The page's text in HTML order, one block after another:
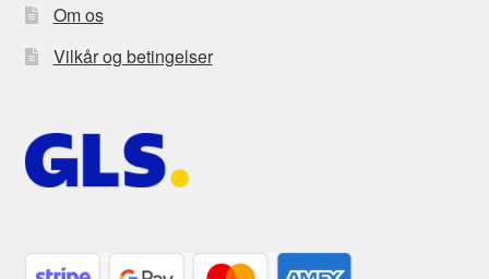
Om os
Vilkår og betingelser